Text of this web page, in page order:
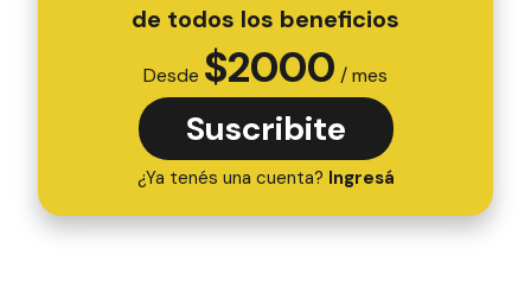
de todos los beneficios
Desde $2000 / mes
Suscribite
¿Ya tenés una cuenta? Ingresá